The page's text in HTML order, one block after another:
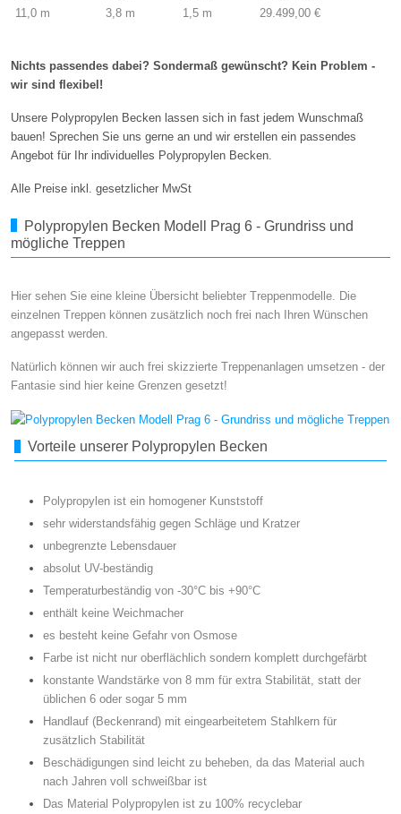
11,0 m
3,8 m 1,5 m 29.499,00 €
Nichts passendes dabei? Sondermaß gewünscht? Kein Problem -
wir sind flexibel!
Unsere Polypropylen Becken lassen sich in fast jedem Wunschmaß
bauen! Sprechen Sie uns gerne an und wir erstellen ein passendes
Angebot für Ihr individuelles Polypropylen Becken.
Alle Preise inkl. gesetzlicher MwSt
Polypropylen Becken Modell Prag 6 - Grundriss und
mögliche Treppen
Hier sehen Sie eine kleine Übersicht beliebter Treppenmodelle. Die
einzelnen Treppen können zusätzlich noch frei nach Ihren Wünschen
angepasst werden.
Natürlich können wir auch frei skizzierte Treppenanlagen umsetzen - der
Fantasie sind hier keine Grenzen gesetzt!
Vorteile unserer Polypropylen Becken
Polypropylen ist ein homogener Kunststoff
sehr widerstandsfähig gegen Schläge und Kratzer
unbegrenzte Lebensdauer
absolut UV-beständig
Temperaturbeständig von -30°C bis +90°C
enthält keine Weichmacher
es besteht keine Gefahr von Osmose
Farbe ist nicht nur oberflächlich sondern komplett durchgefärbt
konstante Wandstärke von 8 mm für extra Stabilität, statt der
üblichen 6 oder sogar 5 mm
Handlauf (Beckenrand) mit eingearbeitetem Stahlkern für
zusätzlich Stabilität
Beschädigungen sind leicht zu beheben, da das Material auch
nach Jahren voll schweißbar ist
Das Material Polypropylen ist zu 100% recyclebar